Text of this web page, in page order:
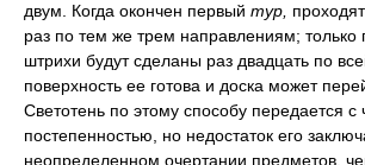
двум. Когда окончен первый тур,
раз по тем же трем направлениям; только
штрихи будут сделаны раз двадцать по
поверхность ее готова и доска может
Светотень по этому способу передается с
постепенностью, но недостаток его
неопределенном очертании предметов,